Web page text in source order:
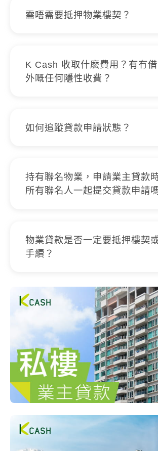
需唔需要抵押物業樓契？
200萬，輕鬆套現。
K Cash 收取什麽費用？有冇
外嘅任何隱性收費？
被拒絕或授予貸款，只要最終
費。我哋絕對無任何借貸利息
收費，所有條款透明度極高。
得，一目了然。
如何追蹤貸款申請狀態？
持有聯名物業，申請業主貸款
所有聯名人一起提交貸款申請
為準。
物業貸款是否一定要抵押樓契
手續？
須抵押物業樓契，亦無需辦理
登記土地註冊處，都有機會申
款，貸款額最高可達200萬。
批核結果將視乎申請人資格及
定。